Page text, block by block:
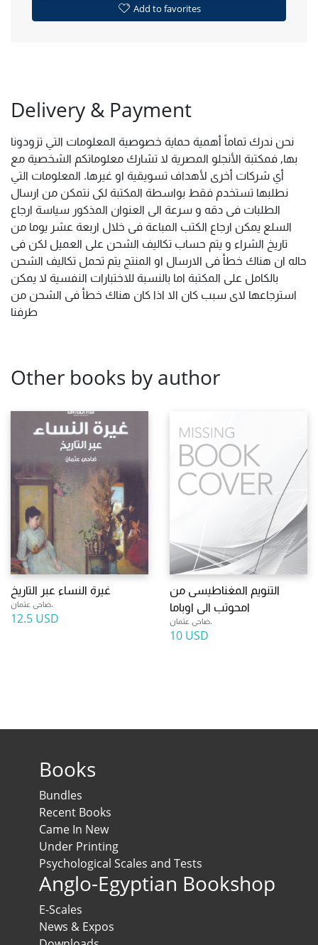
Add to favorites
Delivery & Payment
نحن ندرك تماماً أهمية حماية خصوصية المعلومات التي تزودونا
بها, فمكتبة الأنجلو المصرية لا تشارك معلوماتكم الشخصية مع
أي شركات أخرى لأهداف تسويقية او غيرها. المعلومات التي
نطلبها تستخدم فقط بواسطة المكتبة لكى نتمكن من ارسال
الطلبات فى دقه و سرعة الى العنوان المذكور سياسة ارجاع
السلع يمكن ارجاع الكتب المباعة فى خلال اربعة عشر يوما من
تاريخ الشراء و يتم حساب تكاليف الشحن على العميل لكن فى
حاله ان هناك خطأ فى الارسال او المنتج يتم تحمل تكاليف الشحن
بالكامل على المكتبة اما بالنسبة للاختبارات النفسية لا يمكن
استرجاعها لاى سبب كان الا اذا كان هناك خطأ فى الشحن من
طرفنا
Other books by author
غيرة النساء عبر التاريخ
ضاحى عثمان.
12.5 USD
التنويم المغناطيسى من
امحوتب الى اوباما
ضاحى عثمان.
10 USD
Books
Bundles
Recent Books
Came In New
Under Printing
Psychological Scales and Tests
Anglo-Egyptian Bookshop
E-Scales
News & Expos